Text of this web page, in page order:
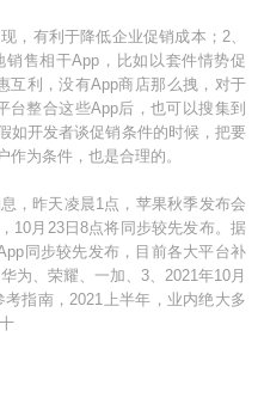
，有利于降低企业促销成本；2、
售相干App，比如以套件情势促
互利，没有App商店那么拽，对于
台整合这些App后，也可以搜集到
如开发者谈促销条件的时候，把要
为条件，也是合理的。
，昨天凌晨1点，苹果秋季发布会
10月23日8点将同步较先发布。据
同步较先发布，目前各大平台补
为、荣耀、一加、3、2021年10月
指南，2021上半年，业内绝大多